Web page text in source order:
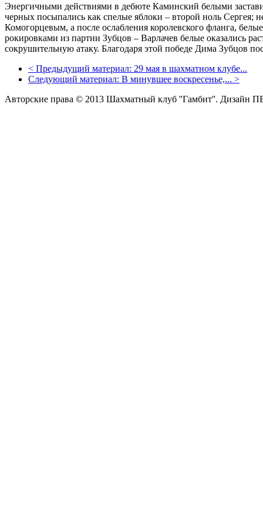
Энергичными действиями в дебюте Каминский белыми
черных посыпались как спелые яблоки – второй ноль
Комогорцевым, а после ослабления королевского фланга,
рокировками из партии Зубцов – Варлачев белые оказались
сокрушительную атаку. Благодаря этой победе Дима Зубцов
< Предыдущий материал: 29 мая в шахматном клубе...
Следующий материал: В минувшее воскресенье,... >
Авторские права © 2013 Шахматный клуб ''Гамбит''. Дизайн